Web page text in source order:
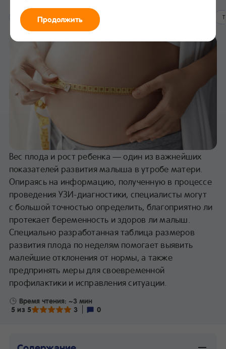
Первый триместр беременности
Вес плода и рост ребенка — один из важнейших
показателей развития малыша в утробе матери.
Опираясь на информацию, полученную в процессе
проведения УЗИ-диагностики, специалисты могут
с большой точностью определить, благоприятно ли
протекает беременность и здоров ли малыш.
Специально разработанная таблица размеров
развития плода по неделям помогает выявить
малейшие отклонения от нормы, а также
предпринять меры для своевременной
профилактики и исправления ситуации.
Время чтения: ~3 мин
5 из 5
3 0
Продолжить